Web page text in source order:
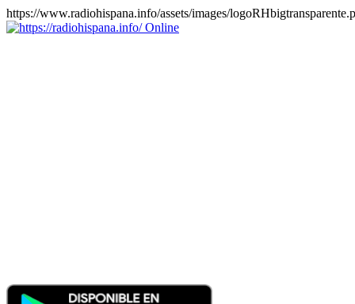
https://www.radiohispana.info/assets/images/
Online